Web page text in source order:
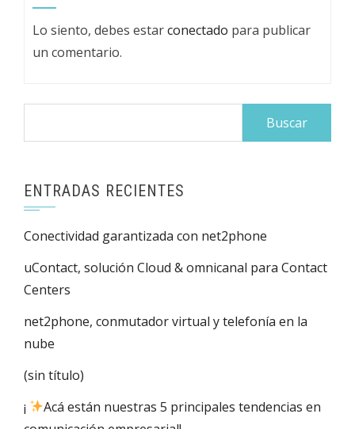
Lo siento, debes estarconectado para publicar
un comentario.
ENTRADAS RECIENTES
Conectividad garantizada con net2phone
uContact, solución Cloud & omnicanal para Contact
Centers
net2phone, conmutador virtual y telefonía en la
nube
(sin título)
¡
Acá están nuestras 5 principales tendencias en